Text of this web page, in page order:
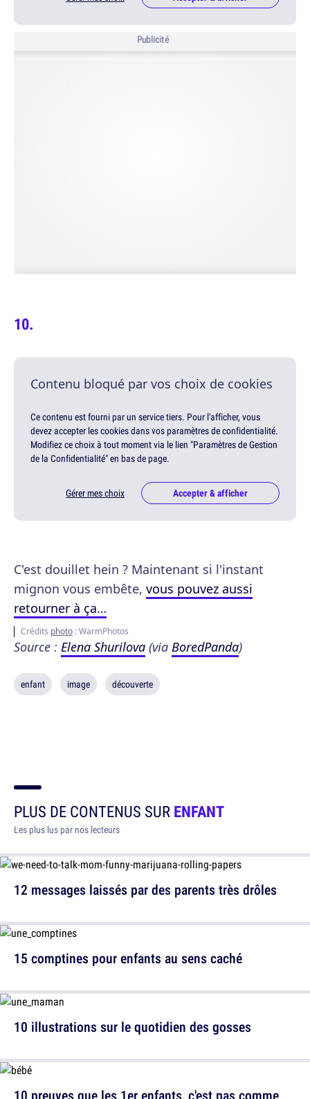
Publicité
Contenu bloqué par vos choix de cookies
Ce contenu est fourni par un service tiers. Pour l'afficher, vous
devez accepter les cookies dans vos paramètres de confidentialité.
Modifiez ce choix à tout moment via le lien "Paramètres de Gestion
de la Confidentialité" en bas de page.
Gérer mes choix Accepter & afficher
C'est douillet hein ? Maintenant si l'instant
mignon vous embête, vous pouvez aussi
retourner à ça…
Crédits photo : WarmPhotos
Source : Elena Shurilova (via BoredPanda)
enfant image découverte
PLUS DE CONTENUS SURENFANT
Les plus lus par nos lecteurs
12 messages laissés par des parents très drôles
10 illustrations sur le quotidien des gosses
15 comptines pour enfants au sens caché
10 preuves que les 1er enfants, c'est pas comme